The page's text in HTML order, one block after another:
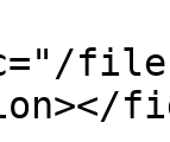
files/